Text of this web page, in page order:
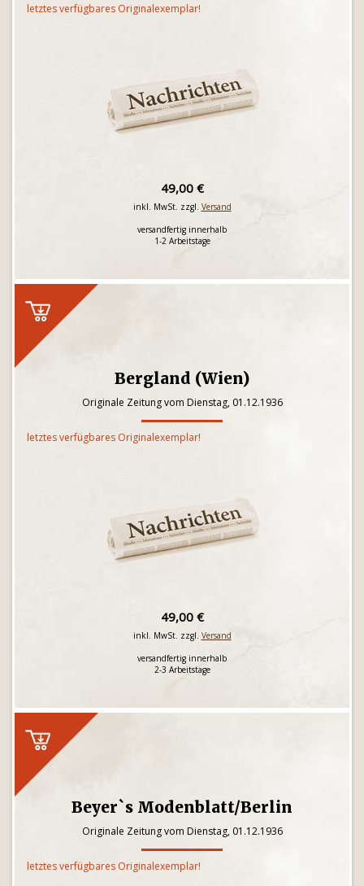
letztes verfügbares Originalexemplar!
49,00 €
inkl. MwSt. zzgl. Versand
versandfertig innerhalb
1-2 Arbeitstage
Bergland (Wien)
Originale Zeitung vom Dienstag, 01.12.1936
letztes verfügbares Originalexemplar!
49,00 €
inkl. MwSt. zzgl. Versand
versandfertig innerhalb
2-3 Arbeitstage
Beyer`s Modenblatt/Berlin
Originale Zeitung vom Dienstag, 01.12.1936
letztes verfügbares Originalexemplar!